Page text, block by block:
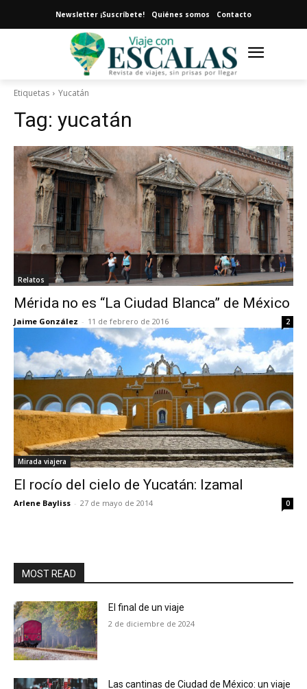
Newsletter ¡Suscríbete! Quiénes somos Contacto
Etiquetas Yucatán
Tag: yucatán
Relatos
Mérida no es “La Ciudad Blanca” de México
Jaime González - 11 de febrero de 2016 2
Mirada viajera
El rocío del cielo de Yucatán: Izamal
Arlene Bayliss - 27 de mayo de 2014 0
MOST READ
El final de un viaje
2 de diciembre de 2024
Las cantinas de Ciudad de México: un viaje